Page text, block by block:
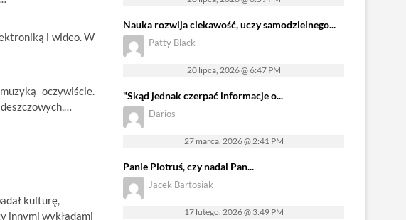
i wideo. W
oczywiście.
kulturę,
innymi wykładami
Nauka rozwija ciekawość, uczy samodzielnego...
Patty Black
20 lipca, 2026 @ 6:47 PM
"Skąd jednak czerpać informacje o...
Darios
27 marca, 2026 @ 2:41 PM
Panie Piotruś, czy nadal Pan...
Jacek Bartosiak
17 lutego, 2026 @ 3:49 PM